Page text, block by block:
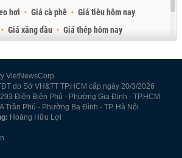
hơi Giá cà phê
Giá tiêu hôm nay
Giá xăng dầu
Giá thép hôm nay
VietNewsCorp
do Sở VH&TT TP.HCM cấp ngày 20/3/2026
Điện Biên Phủ - Phường Gia Định - TP.HCM
Trần Phú - Phường Ba Đình - TP. Hà Nội
Hoàng Hữu Lợi